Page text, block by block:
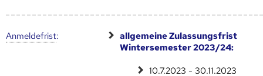
Anmelde­frist:
allgemeine Zulassungsfrist
Wintersemester 2023/24:
10.7.2023 - 30.11.2023